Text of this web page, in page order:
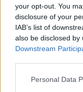
your opt-out. You
disclosure of your
IAB’s list of
also be disclosed
Downstream
Personal Data